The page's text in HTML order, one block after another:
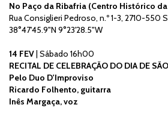
No Paço da Ribafria (Centro Histórico
Rua Consiglieri Pedroso, n.º 1-3, 2710-550
38°47'45.9"N 9°23'28.5"W
14 FEV| Sábado 16h00
RECITAL DE CELEBRAÇÃO DO DIA DE
Pelo Duo D'Improviso
Ricardo Folhento, guitarra
Inês Margaça, voz